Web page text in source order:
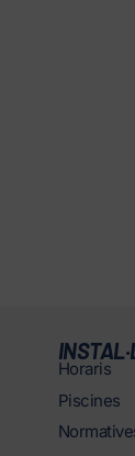
Horaris
Piscines